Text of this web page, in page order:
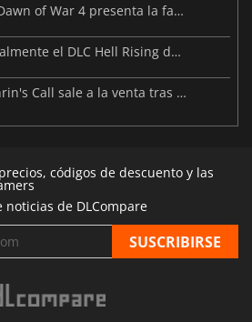
Warhammer 40.000: Dawn of War 4 presenta la facción de los Necrones
Se ha anunciado oficialmente el DLC Hell Rising de Nioh 3
Forsaken Realms: Vahrin's Call sale a la venta tras una década
códigos de descuento y las
de DLCompare